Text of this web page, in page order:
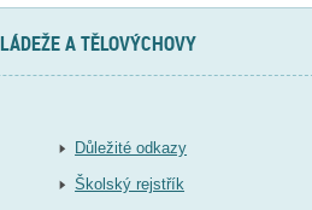
A TĚLOVÝCHOVY
Důležité odkazy
Školský rejstřík